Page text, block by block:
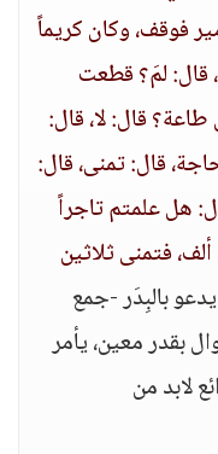
فوقف، وكان كريماً
قال: لمَ؟ قطعت
قال: لا، قال:
قال: تمنى، قال:
هل علمتم تاجراً
فتمنى ثلاثين
بالبِدَر -جمع
بقدر معين، يأمر
لابد من